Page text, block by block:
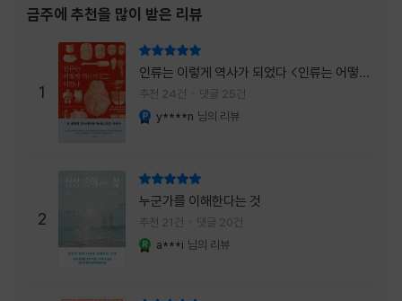
선명하게 그려졌고, 한 편이 끝날 때마다 질문
이 뒤따라왔다. 감출 수 없는 세계는 더 다정할
까 「등껍질」의 세계에서 사람들은 저마다 다른
등껍질을 달고 살아간다. 몸의 일부이면서 한
사람을 표현하는 수단
금주에 추천을 많이 받은 리뷰
1
인류는 이렇게 역사가 되었다 <인류는 어떻게
역사가 되었나>
추천 24건 댓글 25건
y****n 님의 리뷰
2
누군가를 이해한다는 것
추천 21건 댓글 20건
a***i 님의 리뷰